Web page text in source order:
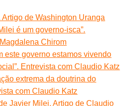
de Washington Uranga
é um governo-isca”.
Chirom
este governo estamos vivendo
Entrevista com Claudio Katz
extrema da doutrina do
com Claudio Katz
Javier Milei. Artigo de Claudio